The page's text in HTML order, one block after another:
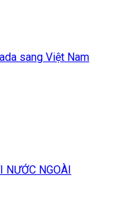
sang Việt Nam
NƯỚC NGOÀI